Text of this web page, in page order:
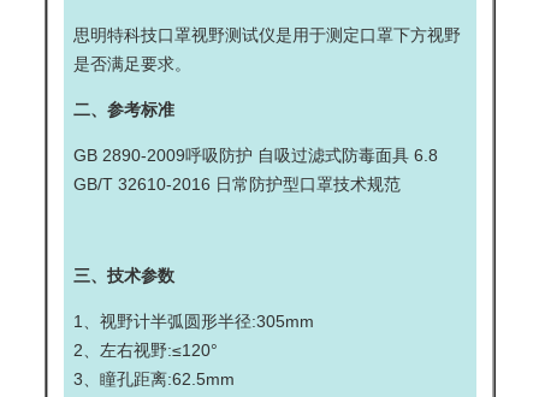
思明特科技口罩视野测试仪是用于测定口罩下方视野
是否满足要求。
二、参考标准
GB 2890-2009呼吸防护 自吸过滤式防毒面具 6.8
GB/T 32610-2016 日常防护型口罩技术规范
三、技术参数
1、视野计半弧圆形半径:305mm
2、左右视野:≤120°
3、瞳孔距离:62.5mm